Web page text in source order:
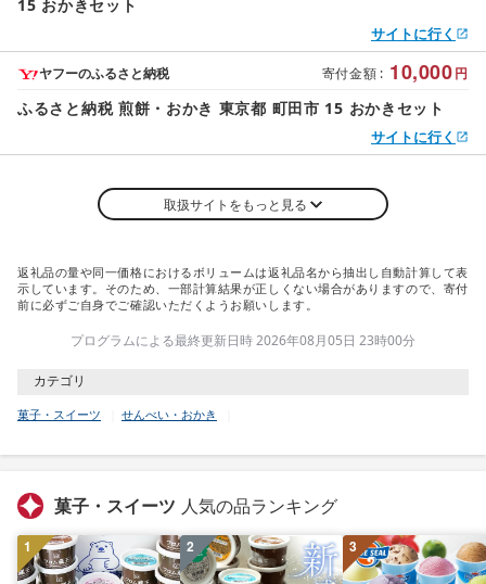
15 おかきセット
サイトに行く
寄付金額 : 10,000円
ヤフーのふるさと納税
ふるさと納税 煎餅・おかき 東京都 町田市 15 おかきセット
サイトに行く
取扱サイトをもっと見る
返礼品の量や同一価格におけるボリュームは返礼品名から抽出し自動計算して表
示しています。そのため、一部計算結果が正しくない場合がありますので、寄付
前に必ずご自身でご確認いただくようお願いします。
プログラムによる最終更新日時 2026年08月05日 23時00分
カテゴリ
菓子・スイーツ せんべい・おかき
菓子・スイーツ 人気の品ランキング
1 2 3